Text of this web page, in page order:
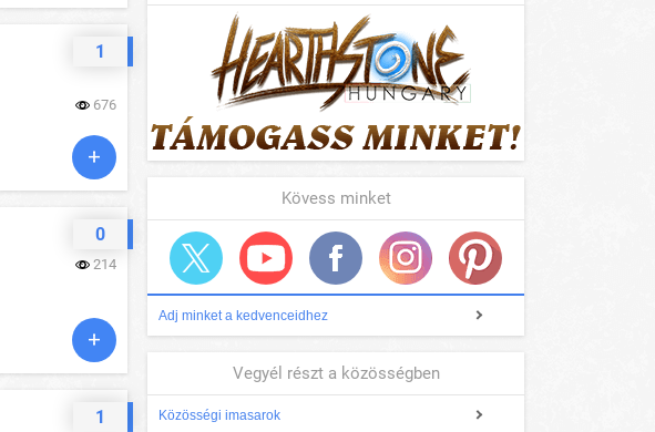
1
676
0
214
1
Kövess minket
Adj minket a kedvenceidhez
Vegyél részt a közösségben
Közösségi imasarok